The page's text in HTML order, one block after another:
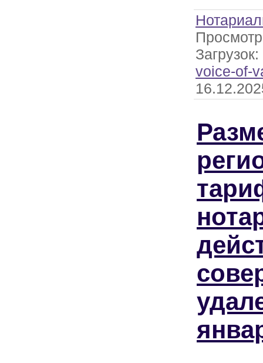
Загрузок:
voice-of-